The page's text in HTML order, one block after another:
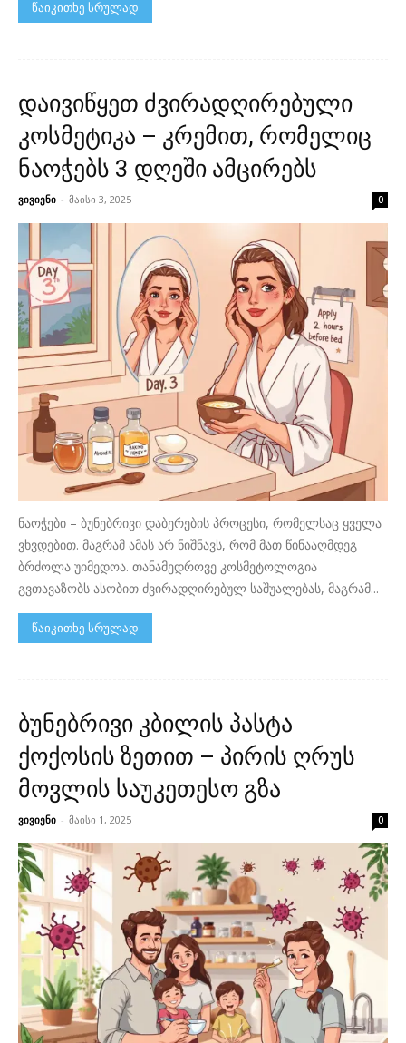
წაიკითხე სრულად
დაივიწყეთ ძვირადღირებული
კოსმეტიკა – კრემით, რომელიც
ნაოჭებს 3 დღეში ამცირებს
ვივიენი - მაისი 3, 2025 0
ნაოჭები – ბუნებრივი დაბერების პროცესი, რომელსაც ყველა
ვხვდებით. მაგრამ ამას არ ნიშნავს, რომ მათ წინააღმდეგ
ბრძოლა უიმედოა. თანამედროვე კოსმეტოლოგია
გვთავაზობს ასობით ძვირადღირებულ საშუალებას, მაგრამ...
წაიკითხე სრულად
ბუნებრივი კბილის პასტა
ქოქოსის ზეთით – პირის ღრუს
მოვლის საუკეთესო გზა
ვივიენი - მაისი 1, 2025 0